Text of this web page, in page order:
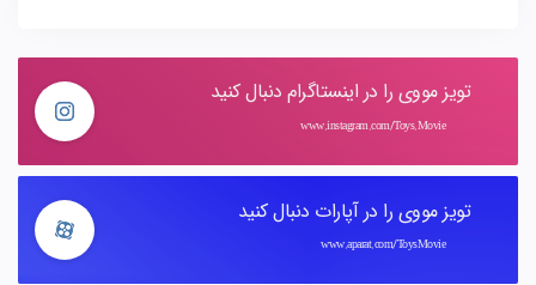
تویز مووی را در اینستاگرام دنبال کنید
www.instagram.com/Toys.Movie
تویز مووی را در آپارات دنبال کنید
www.aparat.com/ToysMovie